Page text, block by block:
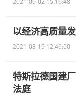
以经济高质量
2021-08-19 12:46:00
特斯拉德国建
法庭